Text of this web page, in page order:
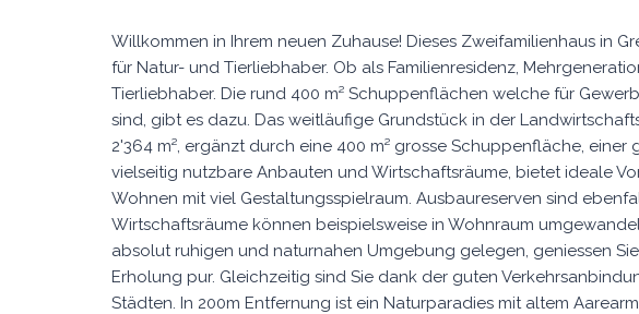
Willkommen in Ihrem neuen Zuhause! Dieses Zweifamilienhaus in
für Natur- und Tierliebhaber. Ob als Familienresidenz,
Tierliebhaber. Die rund 400 m² Schuppenflächen welche für
sind, gibt es dazu. Das weitläufige Grundstück in der
2'364 m², ergänzt durch eine 400 m² grosse Schuppenfläche, einer
vielseitig nutzbare Anbauten und Wirtschaftsräume, bietet ideale
Wohnen mit viel Gestaltungsspielraum. Ausbaureserven sind
Wirtschaftsräume können beispielsweise in Wohnraum
absolut ruhigen und naturnahen Umgebung gelegen, geniessen
Erholung pur. Gleichzeitig sind Sie dank der guten
Städten. In 200m Entfernung ist ein Naturparadies mit altem